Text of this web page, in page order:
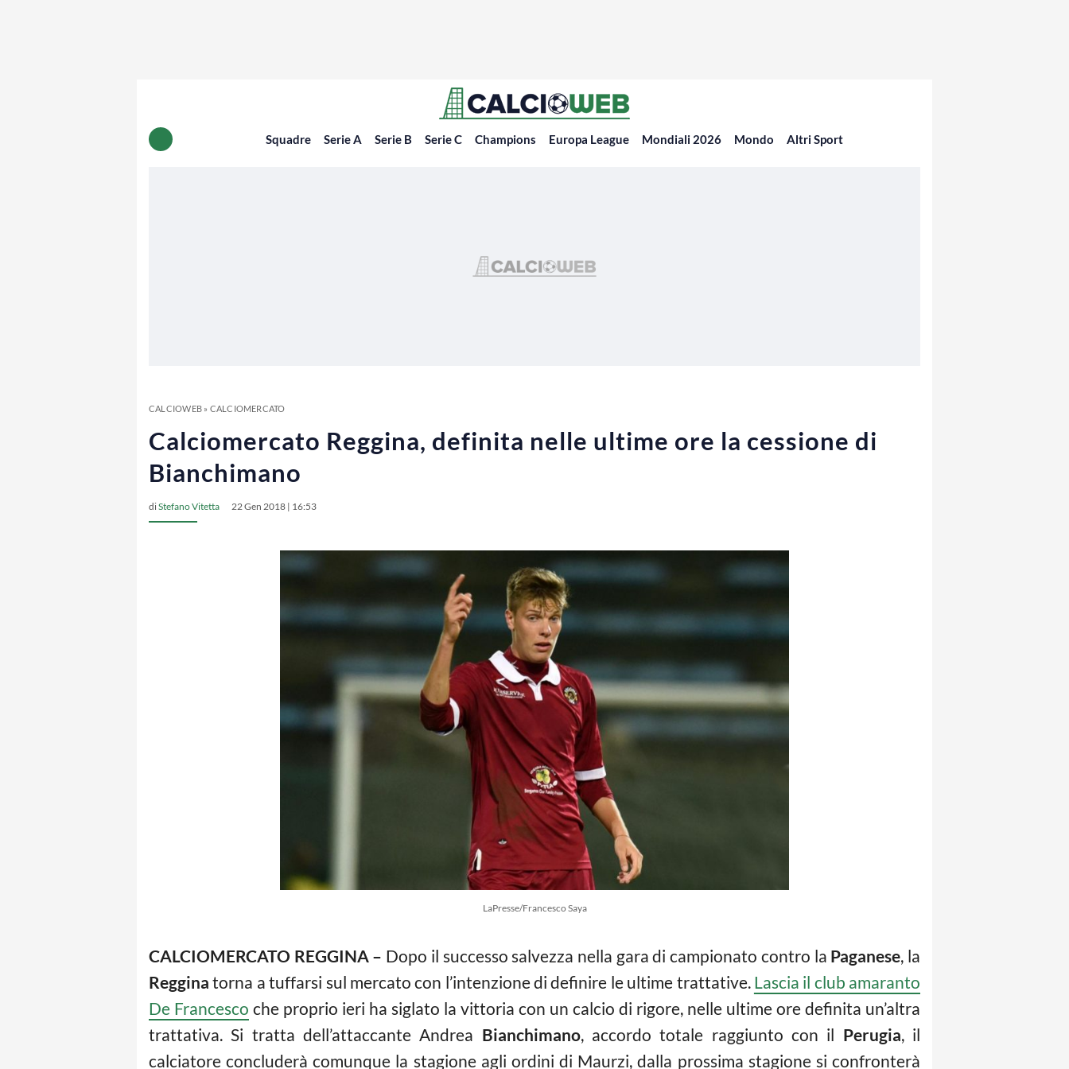
Squadre Serie A Serie B Serie C Champions Europa League Mondiali 2026 Mondo Altri Sport
CALCIOWEB» CALCIOMERCATO
Calciomercato Reggina, definita nelle ultime ore la cessione di
Bianchimano
diStefano Vitetta 22 Gen 2018 | 16:53
LaPresse/Francesco Saya
CALCIOMERCATO REGGINA – Dopo il successo salvezza nella gara di campionato contro la Paganese, la
Reggina torna a tuffarsi sul mercato con l’intenzione di definire le ultime trattative. Lascia il club amaranto
De Francesco che proprio ieri ha siglato la vittoria con un calcio di rigore, nelle ultime ore definita un’altra
trattativa. Si tratta dell’attaccante Andrea Bianchimano, accordo totale raggiunto con il Perugia, il
calciatore concluderà comunque la stagione agli ordini di Maurzi, dalla prossima stagione si confronterà